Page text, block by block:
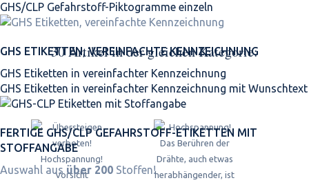
GHS/CLP Gefahrstoff-Piktogramme einzeln
GHS ETIKETTEN, VEREINFACHTE KENNZEICHNUNG
GHS Etiketten in vereinfachter Kennzeichnung
GHS Etiketten in vereinfachter Kennzeichnung mit Wunschtext
FERTIGE GHS/CLP GEFAHRSTOFF-ETIKETTEN MIT
STOFFANGABE
Auswahl aus über 200 Stoffen!
30 Artikel in der gleichen Kategorie: